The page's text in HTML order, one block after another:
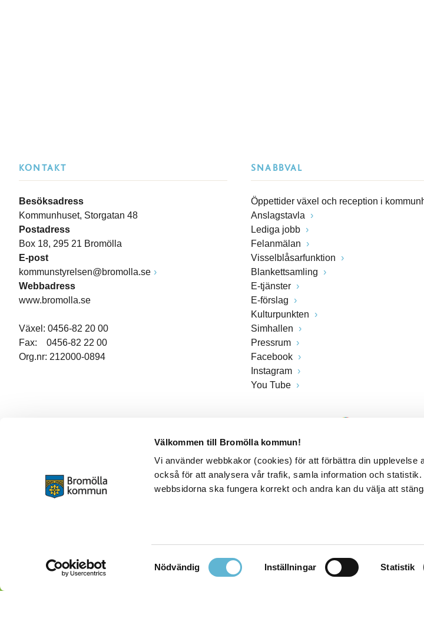
Välkommen till Bromölla kommun!
Vi använder webbkakor (cookies) för att förbättra din upplevelse
också för att analysera vår trafik, samla information och
webbsidorna ska fungera korrekt och andra kan du välja att
Samtyckesval
Nödvändig Inställningar Statistik
KONTAKT
Besöksadress
Kommunhuset, Storgatan 48
Postadress
Box 18, 295 21 Bromölla
E-post
kommunstyrelsen@bromolla.se
Webbadress
www.bromolla.se
Växel: 0456-82 20 00
Fax: 0456-82 22 00
Org.nr: 212000-0894
SNABBVAL
Öppettider växel och reception i
Anslagstavla
Lediga jobb
Felanmälan
Visselblåsarfunktion
Blankettsamling
E-tjänster
E-förslag
Kulturpunkten
Simhallen
Pressrum
Facebook
Instagram
You Tube